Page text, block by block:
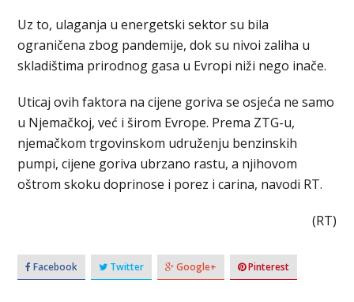
Uz to, ulaganja u energetski sektor su bila
ograničena zbog pandemije, dok su nivoi zaliha u
skladištima prirodnog gasa u Evropi niži nego inače.
Uticaj ovih faktora na cijene goriva se osjeća ne samo
u Njemačkoj, već i širom Evrope. Prema ZTG-u,
njemačkom trgovinskom udruženju benzinskih
pumpi, cijene goriva ubrzano rastu, a njihovom
oštrom skoku doprinose i porez i carina, navodi RT.
(RT)
Facebook Twitter Google+ Pinterest